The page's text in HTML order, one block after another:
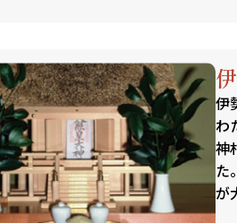
伊
わ
神
た
が